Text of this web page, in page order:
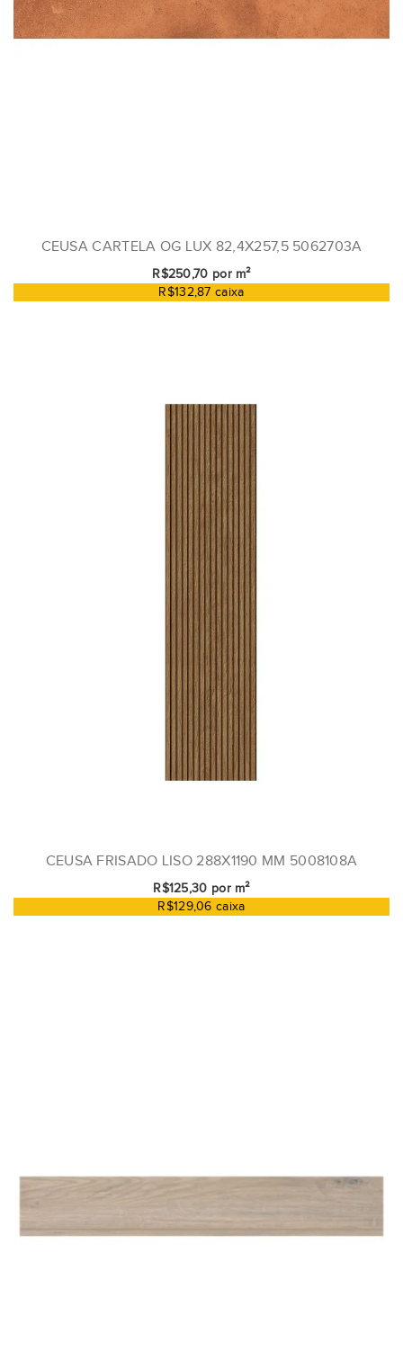
CEUSA CARTELA OG LUX 82,4X257,5 5062703A
R$250,70 por m²
R$132,87 caixa
CEUSA FRISADO LISO 288X1190 MM 5008108A
R$125,30 por m²
R$129,06 caixa